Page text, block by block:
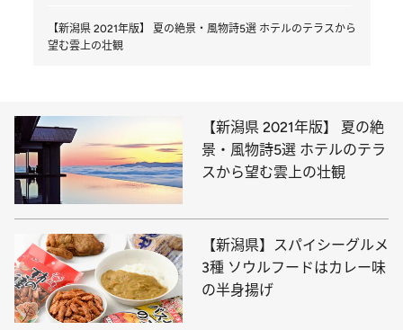
【新潟県 2021年版】 夏の絶景・風物詩5選 ホテルのテラスから
望む雲上の壮観
【新潟県 2021年版】 夏の絶
景・風物詩5選 ホテルのテラ
スから望む雲上の壮観
【新潟県】スパイシーグルメ
3種 ソウルフードはカレー味
の半身揚げ